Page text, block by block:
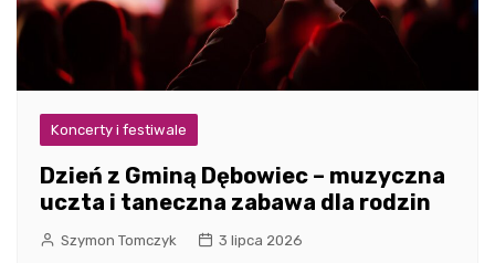
Koncerty i festiwale
Dzień z Gminą Dębowiec – muzyczna
uczta i taneczna zabawa dla rodzin
Szymon Tomczyk 3 lipca 2026